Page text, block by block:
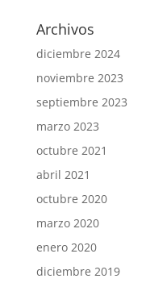
Archivos
diciembre 2024
noviembre 2023
septiembre 2023
marzo 2023
octubre 2021
abril 2021
octubre 2020
marzo 2020
enero 2020
diciembre 2019